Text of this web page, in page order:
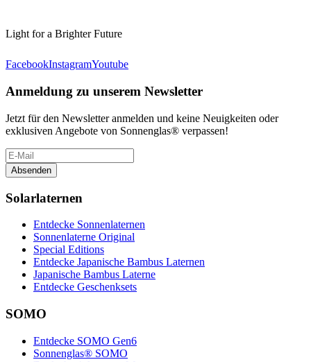
Light for a Brighter Future
FacebookInstagramYoutube
Anmeldung zu unserem Newsletter
Jetzt für den Newsletter anmelden und keine Neuigkeiten oder
exklusiven Angebote von Sonnenglas® verpassen!
Absenden
Solarlaternen
Entdecke Sonnenlaternen
Sonnenlaterne Original
Special Editions
Entdecke Japanische Bambus Laternen
Japanische Bambus Laterne
Entdecke Geschenksets
SOMO
Entdecke SOMO Gen6
Sonnenglas® SOMO